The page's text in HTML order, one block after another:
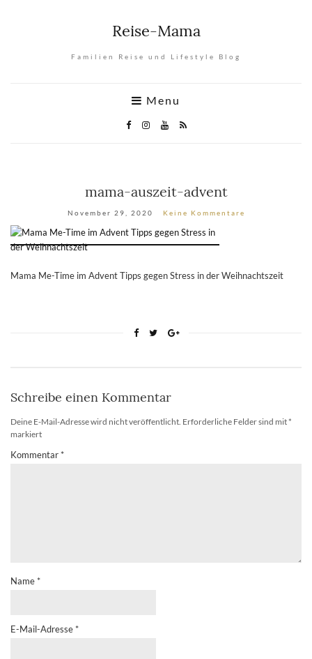
Reise-Mama
Familien Reise und Lifestyle Blog
Menu
mama-auszeit-advent
November 29, 2020 Keine Kommentare
Mama Me-Time im Advent Tipps gegen Stress in der Weihnachtszeit
Schreibe einen Kommentar
Deine E-Mail-Adresse wird nicht veröffentlicht. Erforderliche Felder sind mit *
markiert
Kommentar *
Name *
E-Mail-Adresse *